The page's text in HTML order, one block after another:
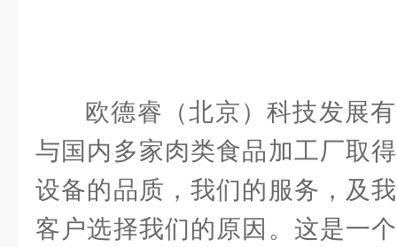
欧德睿（北京）科技发展
与国内多家肉类食品加工厂取
设备的品质，我们的服务，及
客户选择我们的原因。这是一